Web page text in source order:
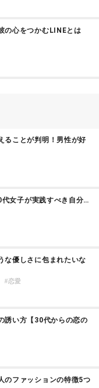
の心をつかむLINEとは
ることが判明！男性が好
女子が実践すべき自分…
な優しさに包まれたいな
恋愛
誘い方【30代からの恋の
のファッションの特徴5つ